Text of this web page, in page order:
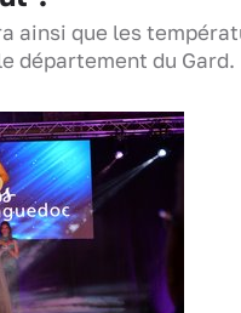
ainsi que les
département du Gard.